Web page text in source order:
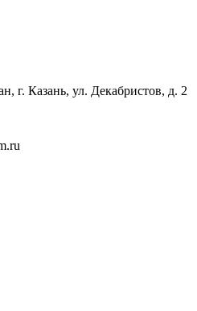
г. Казань, ул. Декабристов, д. 2